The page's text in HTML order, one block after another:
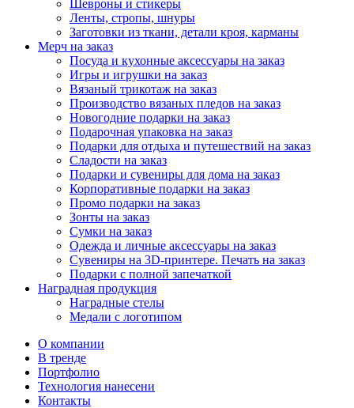
Шевроны и стикеры
Ленты, стропы, шнуры
Заготовки из ткани, детали кроя, карманы
Мерч на заказ
Посуда и кухонные аксессуары на заказ
Игры и игрушки на заказ
Вязаный трикотаж на заказ
Производство вязаных пледов на заказ
Новогодние подарки на заказ
Подарочная упаковка на заказ
Подарки для отдыха и путешествий на заказ
Сладости на заказ
Подарки и сувениры для дома на заказ
Корпоративные подарки на заказ
Промо подарки на заказ
Зонты на заказ
Сумки на заказ
Одежда и личные аксессуары на заказ
Сувениры на 3D-принтере. Печать на заказ
Подарки с полной запечаткой
Наградная продукция
Наградные стелы
Медали с логотипом
О компании
В тренде
Портфолио
Технология нанесени
Контакты